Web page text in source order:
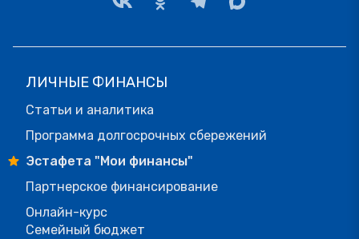
ЛИЧНЫЕ ФИНАНСЫ
Статьи и аналитика
Программа долгосрочных сбережений
Эстафета "Мои финансы"
Партнерское финансирование
Онлайн-курс
Семейный бюджет